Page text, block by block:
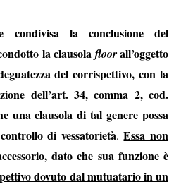
condivisa la conclusione del
la clausola floorall’oggetto
del corrispettivo, con la
dell’art. 34, comma 2, cod.
una clausola di tal genere possa
di vessatorietà.Essa non
dato che sua funzione è
dovuto dal mutuatario in un